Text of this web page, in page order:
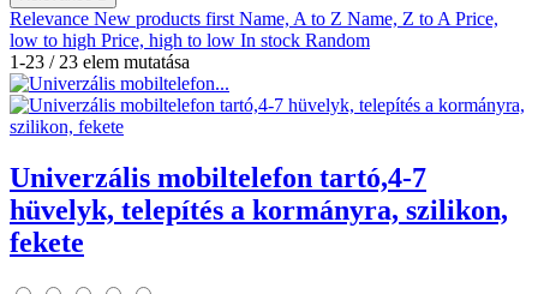
376Ft 17227Ft
Manufacturers
View products23
Relevance New products first Name, A to Z Name, Z to A Price,
low to high Price, high to low In stock Random
1-23 / 23 elem mutatása
Univerzális mobiltelefon tartó,4-7
hüvelyk, telepítés a kormányra, szilikon,
fekete